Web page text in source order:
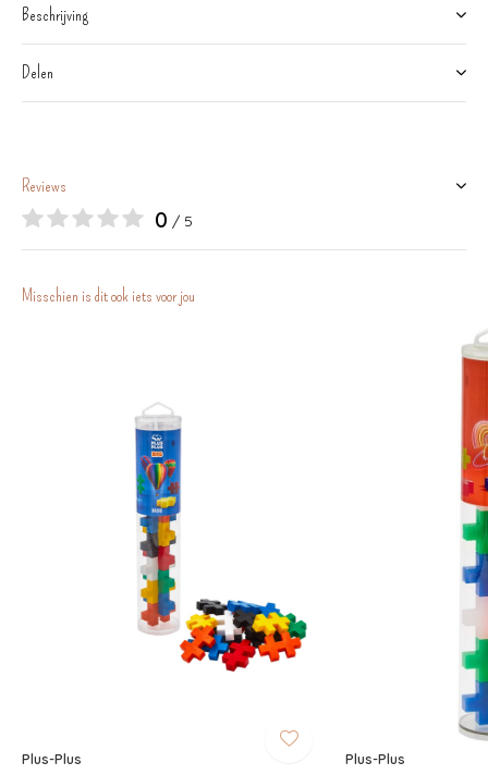
Beschrijving
Delen
Reviews
0 / 5
Misschien is dit ook iets voor jou
Plus-Plus Plus-Plus